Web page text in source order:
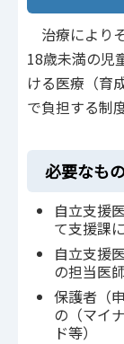
治療により
18歳未満の児
ける医療（育
で負担する制
必要なもの
自立支援
て支援課
自立支援
の担当医
保護者（
の（マイ
ド等）